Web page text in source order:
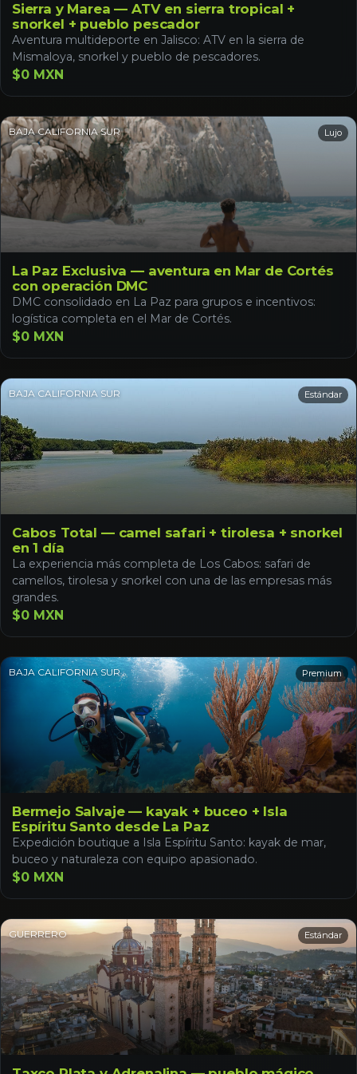
Sierra y Marea — ATV en sierra tropical +
snorkel + pueblo pescador
Aventura multideporte en Jalisco: ATV en la sierra de
Mismaloya, snorkel y pueblo de pescadores.
$0 MXN
BAJA CALIFORNIA SUR Lujo
La Paz Exclusiva — aventura en Mar de Cortés
con operación DMC
DMC consolidado en La Paz para grupos e incentivos:
logística completa en el Mar de Cortés.
$0 MXN
BAJA CALIFORNIA SUR Estándar
Cabos Total — camel safari + tirolesa + snorkel
en 1 día
La experiencia más completa de Los Cabos: safari de
camellos, tirolesa y snorkel con una de las empresas más
grandes.
$0 MXN
BAJA CALIFORNIA SUR Premium
Bermejo Salvaje — kayak + buceo + Isla
Espíritu Santo desde La Paz
Expedición boutique a Isla Espíritu Santo: kayak de mar,
buceo y naturaleza con equipo apasionado.
$0 MXN
GUERRERO Estándar